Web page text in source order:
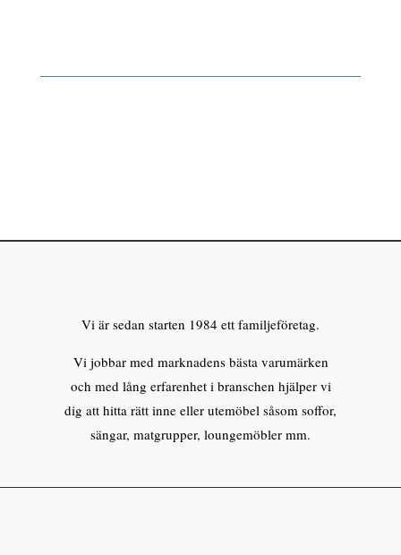
Vi är sedan starten 1984 ett familjeföretag.
Vi jobbar med marknadens bästa varumärken
och med lång erfarenhet i branschen hjälper vi
dig att hitta rätt inne eller utemöbel såsom soffor,
sängar, matgrupper, loungemöbler mm.